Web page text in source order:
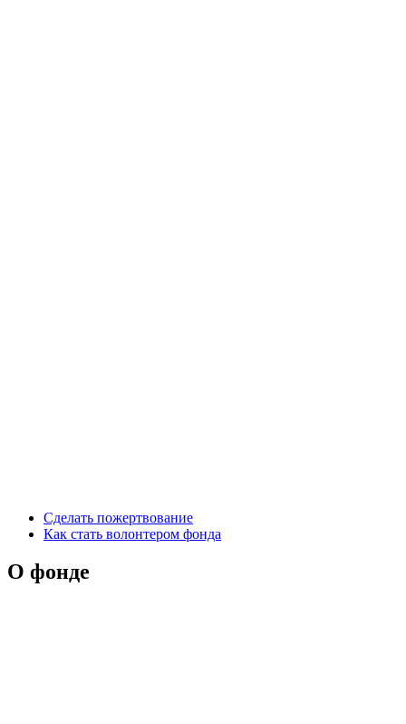
Сделать пожертвование
Как стать волонтером фонда
О фонде